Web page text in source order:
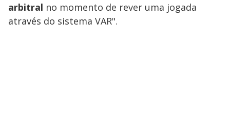
arbitral no momento de rever uma jogada
através do sistema VAR".